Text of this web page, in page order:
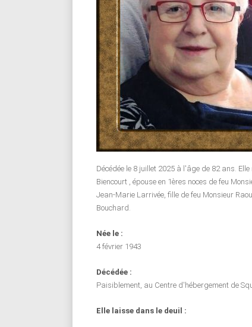
Décédée le 8 juillet 2025 à l'âge de 82 ans.
Biencourt , épouse en 1ères noces de feu
Jean-Marie Larrivée, fille de feu Monsieur
Bouchard.
Née le :
4 février 1943
Décédée :
Paisiblement, au Centre d'hébergement de
Elle laisse dans le deuil :